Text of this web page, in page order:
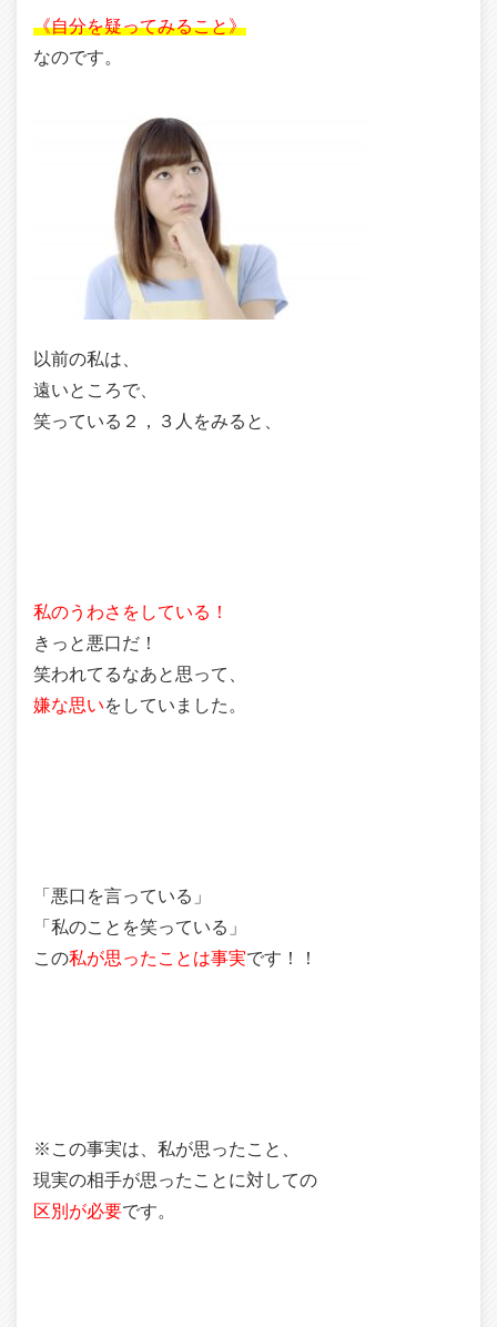
《自分を疑ってみること》
なのです。
以前の私は、
遠いところで、
笑っている２，３人をみると、
私のうわさをしている！
きっと悪口だ！
笑われてるなあと思って、
嫌な思いをしていました。
「悪口を言っている」
「私のことを笑っている」
この私が思ったことは事実です！！
※この事実は、私が思ったこと、
現実の相手が思ったことに対しての
区別が必要です。